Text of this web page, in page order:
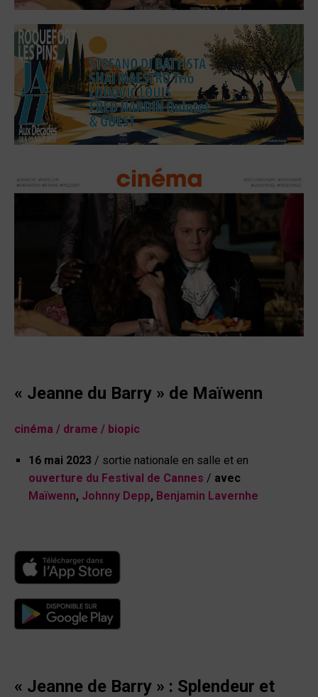
« Jeanne du Barry » de Maïwenn
cinéma / drame / biopic
16 mai 2023 / sortie nationale en salle et en
ouverture du Festival de Cannes / avec
Maïwenn, Johnny Depp, Benjamin Lavernhe
« Jeanne de Barry » : Splendeur et